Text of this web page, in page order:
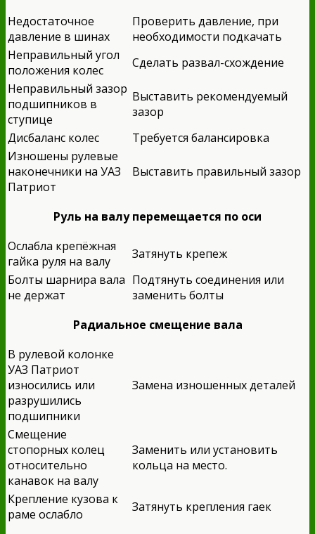
Недостаточное
давление в шинах
Проверить давление, при
необходимости подкачать
Неправильный угол
положения колес
Сделать развал-схождение
Неправильный зазор
подшипников в
ступице
Выставить рекомендуемый
зазор
Дисбаланс колес
Требуется балансировка
Изношены рулевые
наконечники на УАЗ
Патриот
Выставить правильный зазор
Руль на валу перемещается по оси
Ослабла крепёжная
гайка руля на валу
Затянуть крепеж
Болты шарнира вала
не держат
Подтянуть соединения или
заменить болты
Радиальное смещение вала
В рулевой колонке
УАЗ Патриот
износились или
разрушились
подшипники
Замена изношенных деталей
Смещение
стопорных колец
относительно
канавок на валу
Заменить или установить
кольца на место.
Крепление кузова к
раме ослабло
Затянуть крепления гаек